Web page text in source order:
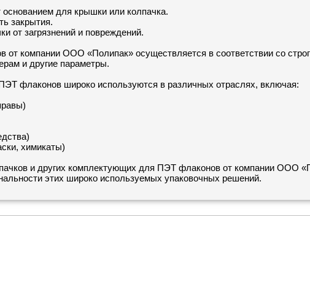
для крышки или колпачка.
закрытия.
от загрязнений и повреждений.
компании ООО «Полипак» осуществляется в соответствии со
и другие параметры.
флаконов широко используются в различных отраслях, включая:
химикаты)
и других комплектующих для ПЭТ флаконов от компании ООО
этих широко используемых упаковочных решений.